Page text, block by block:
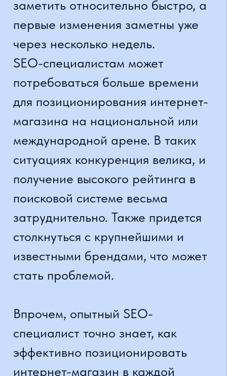
Многие думают, что проведение
позиционирования интернет-
магазина стоит огромных денег,
хотя и не приносит никаких
результатов. Правда в том, что
опытные специалисты принесут
сайту прибыль, намного
Больше трафика в интернет-
магазине - шанс на более
высокую прибыль
Как узнать настоящего SEO-
специалиста? Он быстро
определит, что именно нужно
интернет-магазину, благодаря
профессиональным
Исследования показывают, что
пользователи интернета чаще
всего нажимают на самые
высокие отображаемые